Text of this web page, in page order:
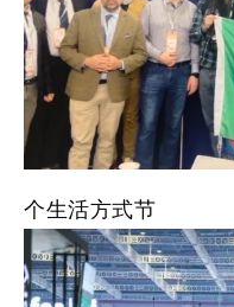
个生活方式节